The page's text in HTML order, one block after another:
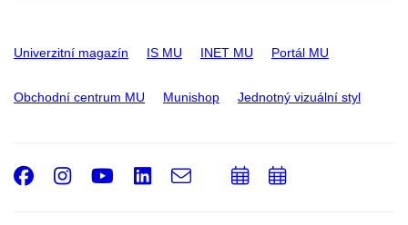
Univerzitní magazín IS MU INET MU Portál MU
Obchodní centrum MU Munishop Jednotný vizuální styl
Facebook
Instagram
Youtube
LinkedIn
e-
Email
PřidatPřidat